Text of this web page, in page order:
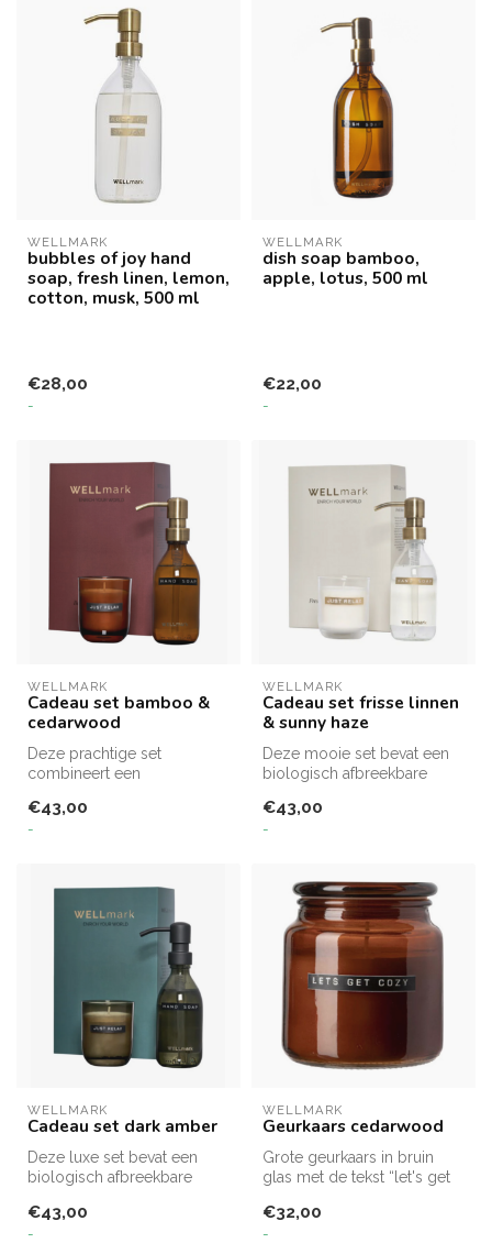
WELLMARK
bubbles of joy hand
soap, fresh linen, lemon,
cotton, musk, 500 ml
€28,00
-
WELLMARK
dish soap bamboo,
apple, lotus, 500 ml
€22,00
-
WELLMARK
Cadeau set bamboo &
cedarwood
Deze prachtige set
combineert een
handzeep in de geur ...
€43,00
-
WELLMARK
Cadeau set frisse linnen
& sunny haze
Deze mooie set bevat een
biologisch afbreekbare
Friss...
€43,00
-
WELLMARK
Cadeau set dark amber
Deze luxe set bevat een
biologisch afbreekbare
een sfeerv...
€43,00
-
WELLMARK
Geurkaars cedarwood
Grote geurkaars in bruin
glas met de tekst “let's get
€32,00
-